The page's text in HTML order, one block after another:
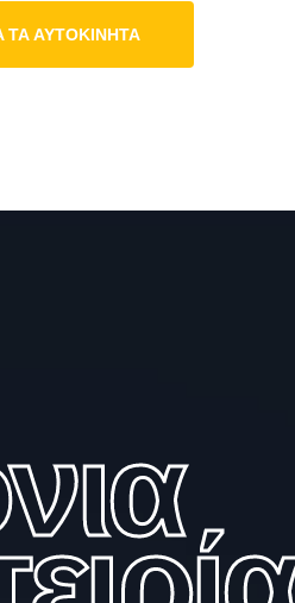
ΤΑ ΑΥΤΟΚΙΝΗΤΑ